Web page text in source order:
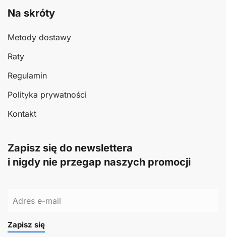
Na skróty
Metody dostawy
Raty
Regulamin
Polityka prywatności
Kontakt
Zapisz się do newslettera
i nigdy nie przegap naszych promocji
Zapisz się